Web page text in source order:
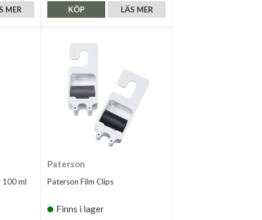
MER LÄS MER
KÖP
100 ml
Paterson
Paterson Film Clips
Finns i lager